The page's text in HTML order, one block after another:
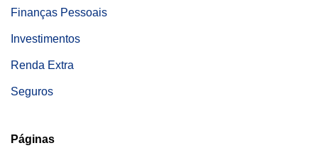
Finanças Pessoais
Investimentos
Renda Extra
Seguros
Páginas